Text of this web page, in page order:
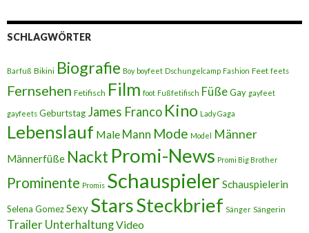
SCHLAGWÖRTER
Barfuß Bikini Biografie Boy boyfeet Dschungelcamp Fashion Feet feets
Fernsehen Fetifisch Film foot Fußfetifisch FüßeGay gayfeet
gayfeets Geburtstag James Franco Kino Lady Gaga
Lebenslauf Male Mann Mode Model Männer
Männerfüße Nackt Promi-News Promi Big Brother
Prominente Promis Schauspieler Schauspielerin
Selena GomezSexy StarsSteckbrief Sänger Sängerin
Trailer UnterhaltungVideo